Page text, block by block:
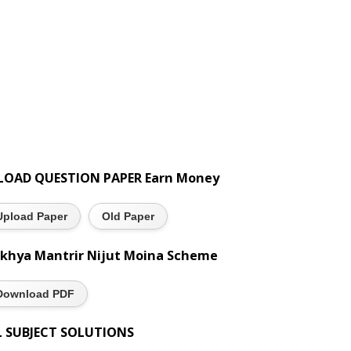
QUESTION PAPER Earn Money
Paper Old Paper
Mantrir Nijut Moina Scheme
PDF
SUBJECT SOLUTIONS